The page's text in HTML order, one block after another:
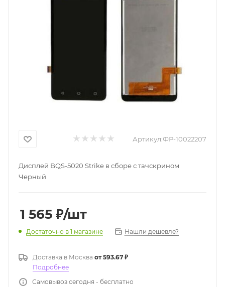
Артикул:ФР-10022207
Дисплей BQS-5020 Strike в сборе с тачскрином
Черный
1 565 ₽/шт
Достаточно в 1 магазине Нашли дешевле?
Доставка в Москва от 593.67 ₽
Подробнее
Самовывоз сегодня - бесплатно